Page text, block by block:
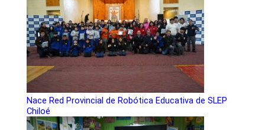
Nace Red Provincial de Robótica Educativa de SLEP
Chiloé